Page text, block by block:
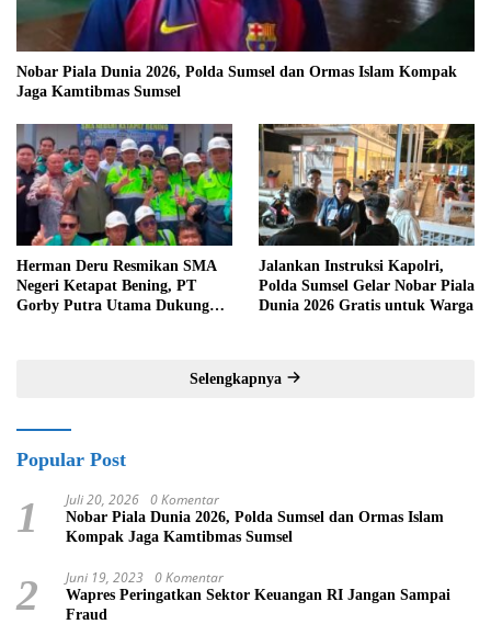
Nobar Piala Dunia 2026, Polda Sumsel dan Ormas Islam Kompak
Jaga Kamtibmas Sumsel
Herman Deru Resmikan SMA
Negeri Ketapat Bening, PT
Gorby Putra Utama Dukung
Jalankan Instruksi Kapolri,
Polda Sumsel Gelar Nobar Piala
Dunia 2026 Gratis untuk Warga
Selengkapnya
Popular Post
1 Juli 20, 2026 0 Komentar
Nobar Piala Dunia 2026, Polda Sumsel dan Ormas Islam
Kompak Jaga Kamtibmas Sumsel
2 Juni 19, 2023 0 Komentar
Wapres Peringatkan Sektor Keuangan RI Jangan Sampai
Fraud